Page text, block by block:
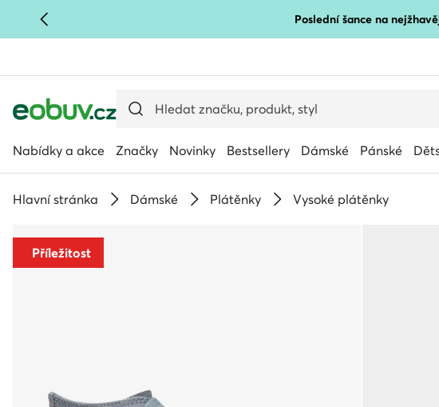
PŘEJÍT NA HLAVNÍ OBSAH Poslední šance na
Nabídky a akce Značky Novinky Bestsellery Dámské Pánské
Hlavní stránka Dámské Plátěnky Vysoké plátěnky
Příležitost